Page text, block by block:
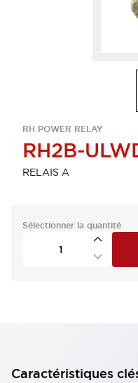
RH POWER RELAY
RH2B-
RELAIS A
Sélectionner la quantité
Caractéristiques